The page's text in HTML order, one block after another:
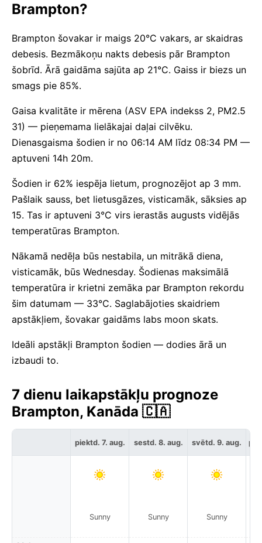
Brampton?
Brampton šovakar ir maigs 20°C vakars, ar skaidras
debesis. Bezmākoņu nakts debesis pār Brampton
šobrīd. Ārā gaidāma sajūta ap 21°C. Gaiss ir biezs un
smags pie 85%.
Gaisa kvalitāte ir mērena (ASV EPA indekss 2, PM2.5
31) — pieņemama lielākajai daļai cilvēku.
Dienasgaisma šodien ir no 06:14 AM līdz 08:34 PM —
aptuveni 14h 20m.
Šodien ir 62% iespēja lietum, prognozējot ap 3 mm.
Pašlaik sauss, bet lietusgāzes, visticamāk, sāksies ap
15. Tas ir aptuveni 3°C virs ierastās augusts vidējās
temperatūras Brampton.
Nākamā nedēļa būs nestabila, un mitrākā diena,
visticamāk, būs Wednesday. Šodienas maksimālā
temperatūra ir krietni zemāka par Brampton rekordu
šim datumam — 33°C. Saglabājoties skaidriem
apstākļiem, šovakar gaidāms labs moon skats.
Ideāli apstākļi Brampton šodien — dodies ārā un
izbaudi to.
7 dienu laikapstākļu prognoze
Brampton, Kanāda 🇨🇦
piektd. 7. aug.
Sunny
sestd. 8. aug.
Sunny
svētd. 9. aug.
Sunny